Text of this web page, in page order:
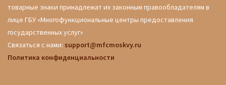
товарные знаки принадлежат их законным правообладателям в
лице ГБУ «Многофункциональные центры предоставления
государственных услуг»
Связаться с нами: support@mfcmoskvy.ru
Политика конфиденциальности